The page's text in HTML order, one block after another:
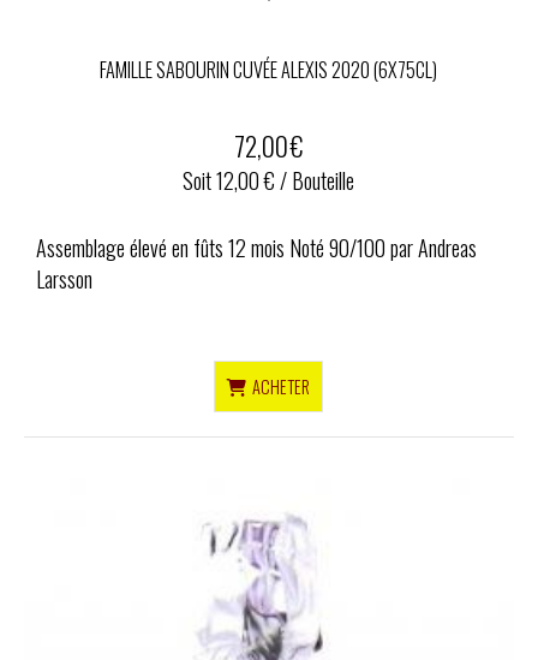
FAMILLE SABOURIN CUVÉE ALEXIS 2020 (6X75CL)
72,00€
Soit 12,00 € / Bouteille
Assemblage élevé en fûts 12 mois Noté 90/100 par Andreas
Larsson
ACHETER